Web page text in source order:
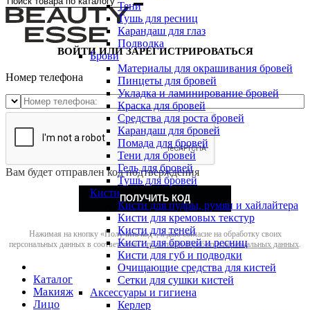
Тени
Тушь для ресниц
Карандаш для глаз
Подводка
Брови
Материалы для окрашивания бровей
Пинцеты для бровей
Укладка и ламинирование бровей
Краска для бровей
Средства для роста бровей
Карандаш для бровей
Помада для бровей
Тени для бровей
Гель для бровей
Тушь для бровей
Кисти
Кисти для пудры, румян и хайлайтера
Кисти для кремовых текстур
Кисти для теней
Кисти для бровей и ресниц
Кисти для губ и подводки
Очищающие средства для кистей
Сетки для сушки кистей
Аксессуары и гигиена
Керлер
ВОЙТИ ИЛИ ЗАРЕГИСТРИРОВАТЬСЯ
Номер телефона
Вам будет отправлен код подтверждения
ПОЛУЧИТЬ КОД
Нажимая на кнопку «Получить код», я даю согласие на обработку своих
персональных данных в соответствии сполитикой обработки персональных данных.
Каталог
Макияж
Лицо